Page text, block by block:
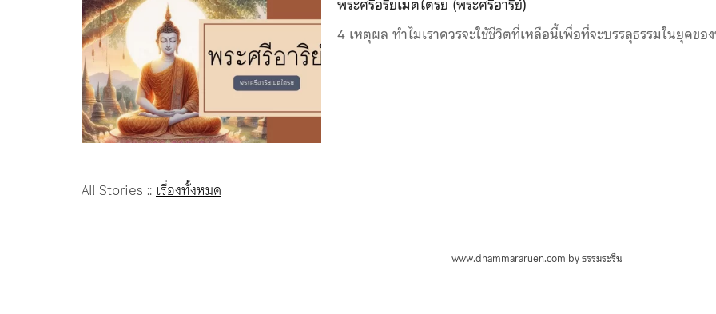
พระศรีอริยเมตไตรย (พระศรีอาริย์)
4 เหตุผล ทำไมเราควรจะใช้ชีวิตที่เหลือนี้เพื่อที่จะบรรลุธรรมในยุคขอ
All Stories ::เรื่องทั้งหมด
www.dhammararuen.com by ธรรมระรื่น